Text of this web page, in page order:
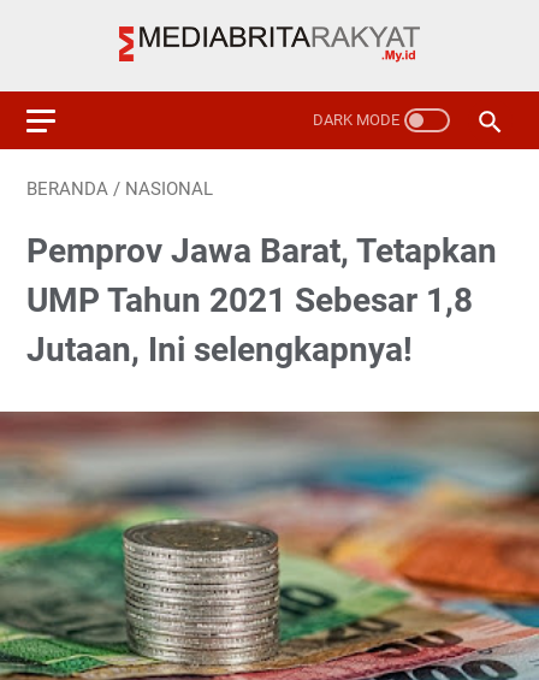
BERANDA / NASIONAL
Pemprov Jawa Barat, Tetapkan
UMP Tahun 2021 Sebesar 1,8
Jutaan, Ini selengkapnya!